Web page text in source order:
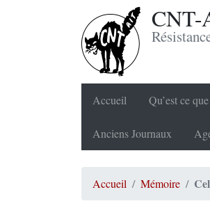
CNT-
Accueil Qu’est ce
Anciens Journaux
Accueil Mémoire